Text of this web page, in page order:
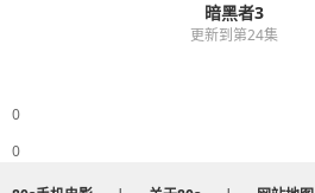
暗黑者3
更新到第24集
0
0